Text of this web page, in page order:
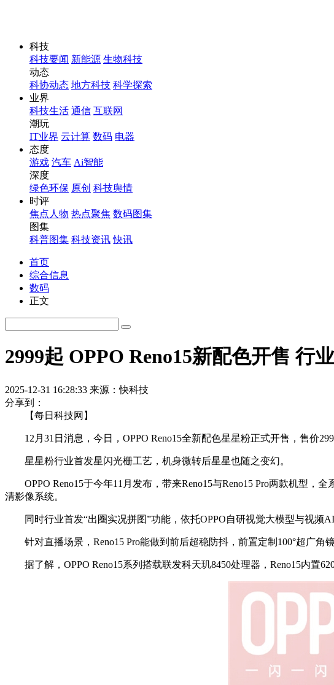
科技
科技要闻 新能源 生物科技
动态
科协动态 地方科技 科学探索
业界
科技生活 通信 互联网
潮玩
IT业界 云计算 数码 电器
态度
游戏 汽车 Ai智能
深度
绿色环保 原创 科技舆情
时评
焦点人物 热点聚焦 数码图集
图集
科普图集 科技资讯 快讯
首页
综合信息
数码
正文
2999起 OPPO Reno15新配色开售 行
2025-12-31 16:28:33 来源：快科技
分享到：
【每日科技网】
12月31日消息，今日，OPPO Reno15全新配色星星粉正式开售，售价
星星粉行业首发星闪光栅工艺，机身微转后星星也随之变幻。
OPPO Reno15于今年11月发布，带来Reno15与Reno15 Pro两款机型，
清影像系统。
同时行业首发“出圈实况拼图”功能，依托OPPO自研视觉大模型与视频AI
针对直播场景，Reno15 Pro能做到前后超稳防抖，前置定制100°超广角
据了解，OPPO Reno15系列搭载联发科天玑8450处理器，Reno15内置